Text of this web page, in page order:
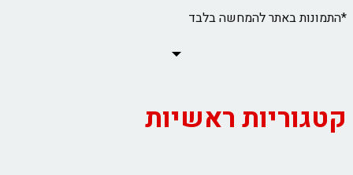
*התמונות באתר להמחשה בלבד
קטגוריות ראשיות